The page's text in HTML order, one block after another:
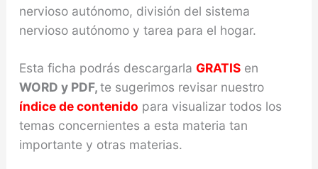
nervioso autónomo, división del sistema
nervioso autónomo y tarea para el hogar.
Esta ficha podrás descargarla GRATISen
WORD y PDF,te sugerimos revisar nuestro
índice de contenido para visualizar todos los
temas concernientes a esta materia tan
importante y otras materias.